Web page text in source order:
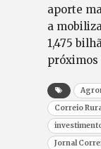
aporte
a
1,475
próximos
Correio
Jornal